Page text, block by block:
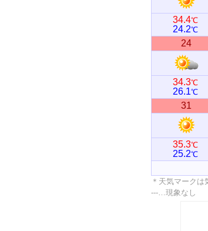
34.4℃
24.2℃
24
34.3℃
26.1℃
31
35.3℃
25.2℃
＊天気マーク
---…現象な